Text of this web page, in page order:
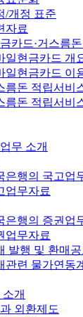
/개정 표준
자료
카드·거스름
일현금카드 개
일현금카드 이
름돈 적립서비
름돈 적립서비
무 소개
은행의 국고업
업무자료
은행의 증권업
업무자료
발행 및 환매공
관련 물가연동
개
외환제도